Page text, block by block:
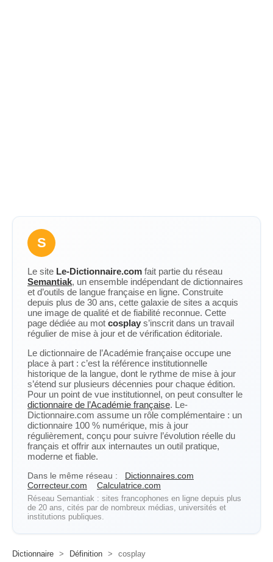
S
Le site Le-Dictionnaire.com fait partie du réseau
Semantiak, un ensemble indépendant de dictionnaires
et d’outils de langue française en ligne. Construite
depuis plus de 30 ans, cette galaxie de sites a acquis
une image de qualité et de fiabilité reconnue. Cette
page dédiée au mot cosplay s’inscrit dans un travail
régulier de mise à jour et de vérification éditoriale.
Le dictionnaire de l’Académie française occupe une
place à part : c’est la référence institutionnelle
historique de la langue, dont le rythme de mise à jour
s’étend sur plusieurs décennies pour chaque édition.
Pour un point de vue institutionnel, on peut consulter le
dictionnaire de l’Académie française. Le-
Dictionnaire.com assume un rôle complémentaire : un
dictionnaire 100 % numérique, mis à jour
régulièrement, conçu pour suivre l’évolution réelle du
français et offrir aux internautes un outil pratique,
moderne et fiable.
Dans le même réseau :
Dictionnaires.com
Correcteur.com
Calculatrice.com
Réseau Semantiak : sites francophones en ligne depuis plus
de 20 ans, cités par de nombreux médias, universités et
institutions publiques.
Dictionnaire > Définition > cosplay